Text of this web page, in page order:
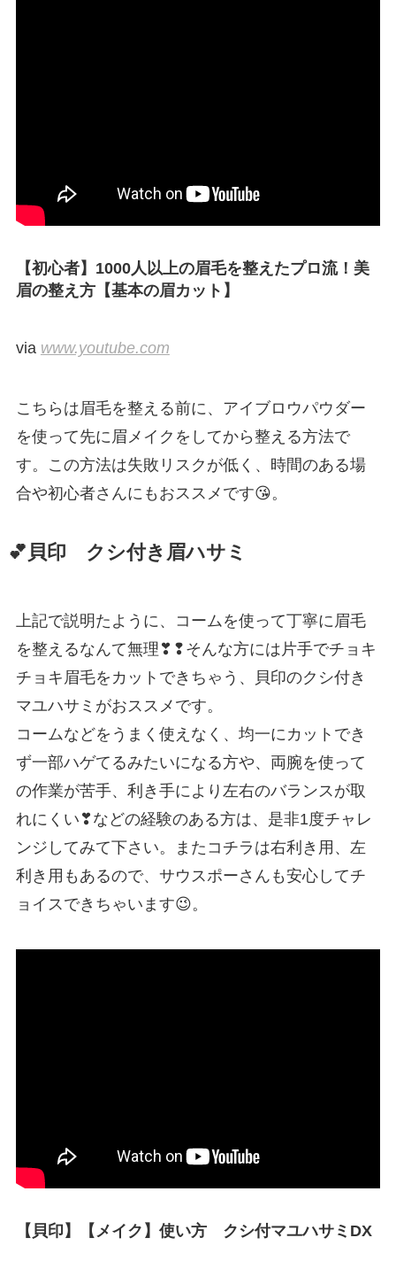
【初心者】1000人以上の眉毛を整えたプロ流！美
眉の整え方【基本の眉カット】
via www.youtube.com
こちらは眉毛を整える前に、アイブロウパウダー
を使って先に眉メイクをしてから整える方法で
す。この方法は失敗リスクが低く、時間のある場
合や初心者さんにもおススメです😘。
💕貝印 クシ付き眉ハサミ
上記で説明たように、コームを使って丁寧に眉毛
を整えるなんて無理❣❢そんな方には片手でチョキ
チョキ眉毛をカットできちゃう、貝印のクシ付き
マユハサミがおススメです。
コームなどをうまく使えなく、均一にカットでき
ず一部ハゲてるみたいになる方や、両腕を使って
の作業が苦手、利き手により左右のバランスが取
れにくい❣などの経験のある方は、是非1度チャレ
ンジしてみて下さい。またコチラは右利き用、左
利き用もあるので、サウスポーさんも安心してチ
ョイスできちゃいます😉。
【貝印】【メイク】使い方 クシ付マユハサミDX